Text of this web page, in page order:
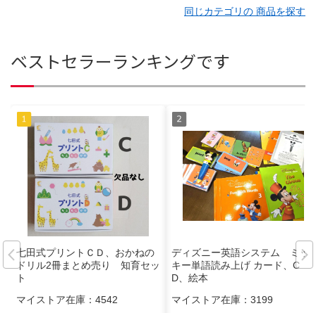
同じカテゴリの 商品を探す
ベストセラーランキングです
七田式プリントＣＤ、おかねの
ドリル2冊まとめ売り 知育セッ
ト
マイストア在庫： 4542
ディズニー英語システム ミッ
キー単語読み上げ カード、C
D、絵本
マイストア在庫： 3199